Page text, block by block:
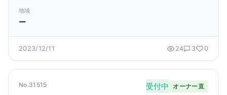
地域
ー
2023/12/11 24 3 0
No.31515 受付中 オーナー直